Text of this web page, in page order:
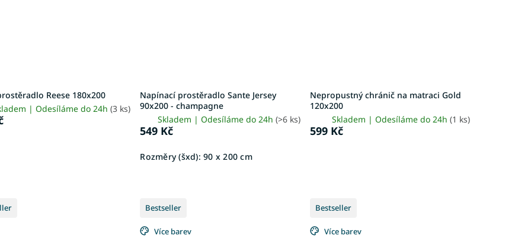
Reese 180x200
| Odesíláme do 24h(3 ks)
Napínací prostěradlo Sante Jersey
90x200 - champagne
Skladem | Odesíláme do 24h (>6 ks)
549 Kč
Rozměry (šxd): 90 x 200 cm
Nepropustný chránič na matraci Gold
120x200
Skladem | Odesíláme do 24h (1 ks)
599 Kč
Bestseller
Více barev
Bestseller
Více barev